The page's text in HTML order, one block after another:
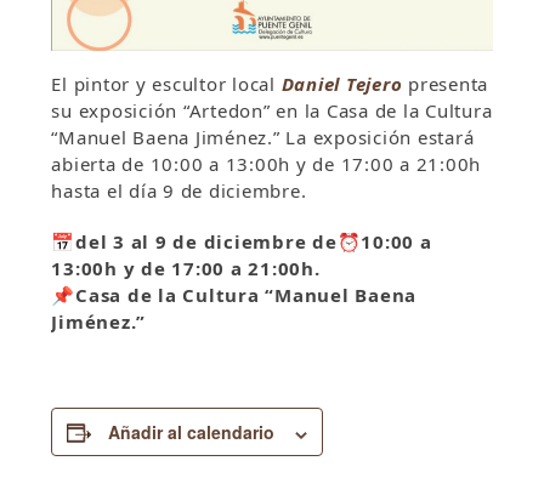
El pintor y escultor local Daniel Tejero presenta
su exposición “Artedon” en la Casa de la Cultura
“Manuel Baena Jiménez.” La exposición estará
abierta de 10:00 a 13:00h y de 17:00 a 21:00h
hasta el día 9 de diciembre.
📅del 3 al 9 de diciembre de⏰10:00 a
13:00h y de 17:00 a 21:00h.
📌Casa de la Cultura “Manuel Baena
Jiménez.”
Añadir al calendario